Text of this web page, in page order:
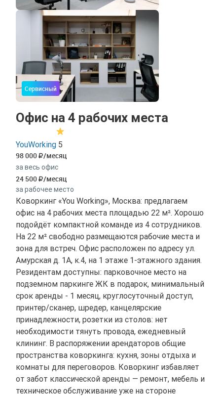
Сервисный
Офис на 4 рабочих места
YouWorking 5
98 000 /месяц
за весь офис
24 500 /месяц
за рабочее место
Коворкинг «You Working», Москва: предлагаем
офис на 4 рабочих места площадью 22 м². Хорошо
подойдёт компактной команде из 4 сотрудников.
На 22 м² свободно размещаются рабочие места и
зона для встреч. Офис расположен по адресу ул.
Амурская д. 1А, к.4, на 1 этаже 1-этажного здания.
Резидентам доступны: парковочное место на
подземном паркинге ЖК в подарок, минимальный
срок аренды - 1 месяц, круглосуточный доступ,
принтер/сканер, шредер, канцелярские
принадлежности, розетки из столов: нет
необходимости тянуть провода, ежедневный
клининг. В распоряжении арендаторов общие
пространства коворкинга: кухня, зоны отдыха и
комнаты для переговоров. Коворкинг избавляет
от забот классической аренды — ремонт, мебель и
техническое обслуживание уже на стороне